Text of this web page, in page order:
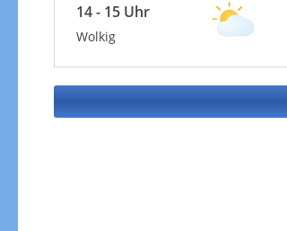
14 - 15 Uhr
Wolkig